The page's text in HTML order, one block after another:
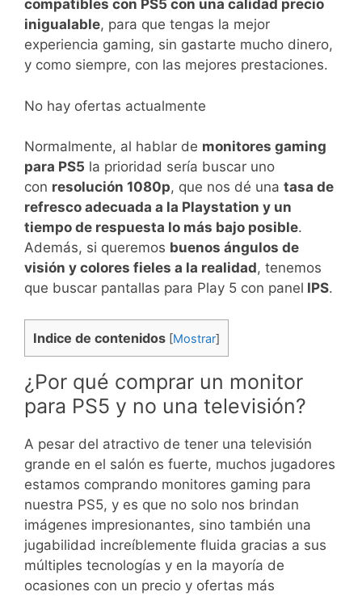
compatibles con PS5 con una calidad precio
inigualable, para que tengas la mejor
experiencia gaming, sin gastarte mucho dinero,
y como siempre, con las mejores prestaciones.
No hay ofertas actualmente
Normalmente, al hablar de monitores gaming
para PS5 la prioridad sería buscar uno
con resolución 1080p, que nos dé una tasa de
refresco adecuada a la Playstation y un
tiempo de respuesta lo más bajo posible.
Además, si queremos buenos ángulos de
visión y colores fieles a la realidad, tenemos
que buscar pantallas para Play 5 con panel IPS.
Indice de contenidos [Mostrar]
¿Por qué comprar un monitor
para PS5 y no una televisión?
A pesar del atractivo de tener una televisión
grande en el salón es fuerte, muchos jugadores
estamos comprando monitores gaming para
nuestra PS5, y es que no solo nos brindan
imágenes impresionantes, sino también una
jugabilidad increíblemente fluida gracias a sus
múltiples tecnologías y en la mayoría de
ocasiones con un precio y ofertas más